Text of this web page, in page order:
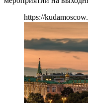
https://